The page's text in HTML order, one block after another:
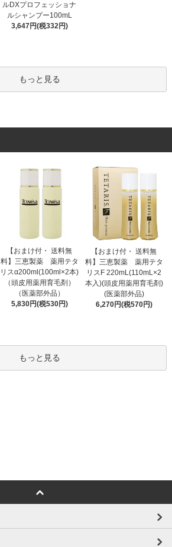
ルDXプロフェッショナ
ルシャンプー100mL
3,647円(税332円)
もっと見る
【おまけ付・ 送料無
料】三恵製薬 薬用テタ
リスα200ml(100ml×2本)
（頭皮用薬用育毛剤）
（医薬部外品）
5,830円(税530円)
【おまけ付・ 送料無
料】三恵製薬 薬用テタ
リスF 220mL(110mL×2
本入)(頭皮用薬用育毛剤)
(医薬部外品)
6,270円(税570円)
もっと見る